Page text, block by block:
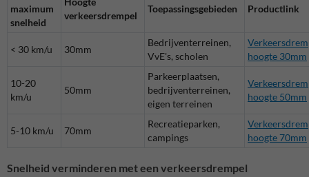
maximum
snelheid
verkeersdrempel
Toepassingsgebieden Productlink
< 30 km/u 30mm
Bedrijventerreinen,
VvE's, scholen
hoogte 30mm
10-20
km/u
50mm
Parkeerplaatsen,
bedrijventerreinen,
eigen terreinen
hoogte 50mm
5-10 km/u 70mm
Recreatieparken,
campings
hoogte 70mm
Snelheid verminderen met een verkeersdrempel